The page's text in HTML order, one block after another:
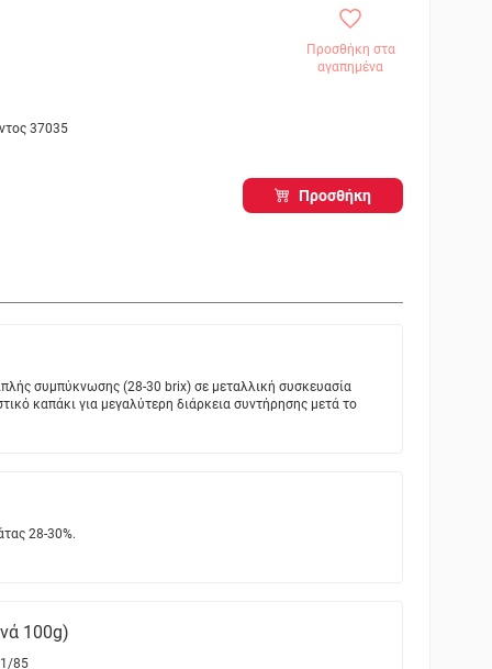
Προσθήκη στα
αγαπημένα
37035
Προσθήκη
συμπύκνωσης (28-30 brix) σε μεταλλική συσκευασία
καπάκι για μεγαλύτερη διάρκεια συντήρησης μετά το
28-30%.
100g)
85